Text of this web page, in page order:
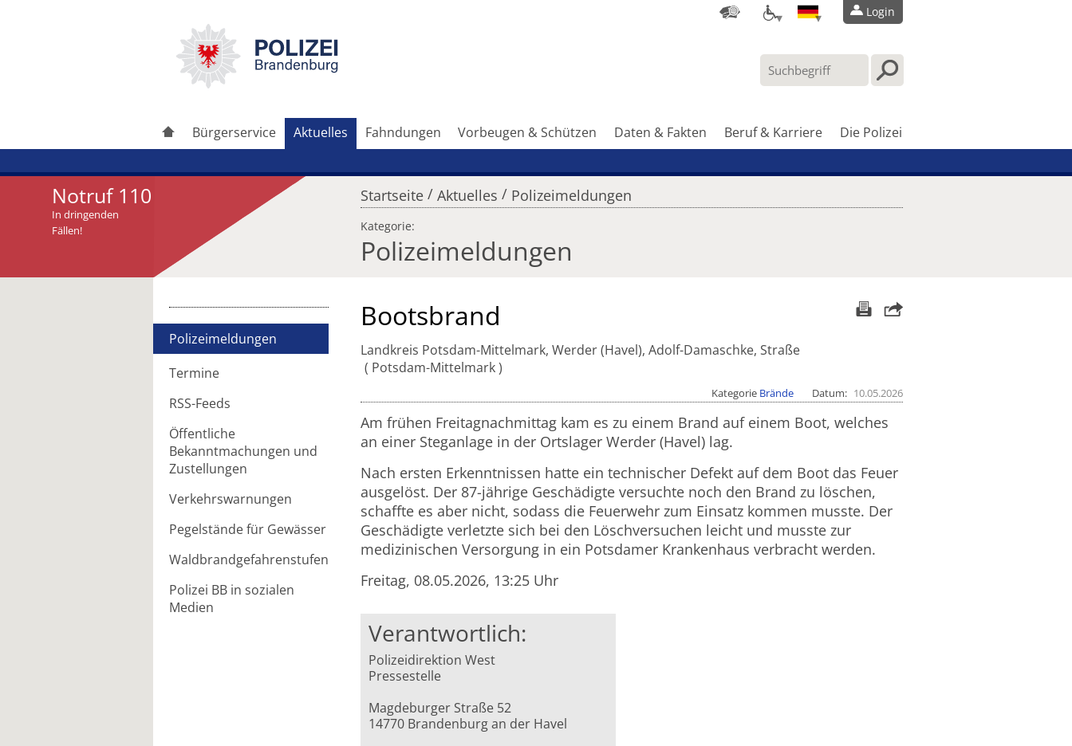
Login
Bürgerservice Aktuelles Fahndungen Vorbeugen & Schützen Daten & Fakten Beruf & Karriere Die Polizei
Notruf 110
In dringenden
Fällen!
Startseite / Aktuelles / Polizeimeldungen
Kategorie:
Polizeimeldungen
Polizeimeldungen
Termine
RSS-Feeds
Öffentliche
Bekanntmachungen und
Zustellungen
Verkehrswarnungen
Pegelstände für Gewässer
Waldbrandgefahrenstufen
Polizei BB in sozialen
Medien
Artikel weiterleiten Bootsbrand
Landkreis Potsdam-Mittelmark, Werder (Havel), Adolf-Damaschke, Straße
Potsdam-Mittelmark
Kategorie Brände Datum 10.05.2026
Am frühen Freitagnachmittag kam es zu einem Brand auf einem Boot, welches
an einer Steganlage in der Ortslager Werder (Havel) lag.
Nach ersten Erkenntnissen hatte ein technischer Defekt auf dem Boot das Feuer
ausgelöst. Der 87-jährige Geschädigte versuchte noch den Brand zu löschen,
schaffte es aber nicht, sodass die Feuerwehr zum Einsatz kommen musste. Der
Geschädigte verletzte sich bei den Löschversuchen leicht und musste zur
medizinischen Versorgung in ein Potsdamer Krankenhaus verbracht werden.
Freitag, 08.05.2026, 13:25 Uhr
Verantwortlich:
Polizeidirektion West
Pressestelle
Magdeburger Straße 52
14770 Brandenburg an der Havel